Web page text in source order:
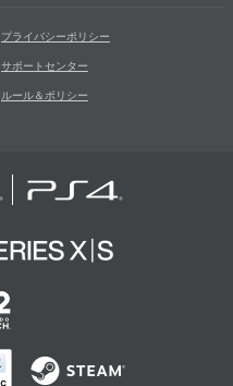
プライバシーポリシー
サポートセンター
ルール＆ポリシー